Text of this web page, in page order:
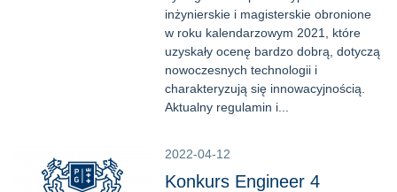
inżynierskie i magisterskie obronione
w roku kalendarzowym 2021, które
uzyskały ocenę bardzo dobrą, dotyczą
nowoczesnych technologii i
charakteryzują się innowacyjnością.
Aktualny regulamin i...
2022-04-12
Konkurs Engineer 4